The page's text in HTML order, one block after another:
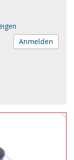
Anmelden